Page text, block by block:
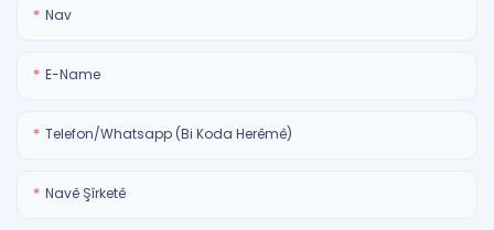
Nav
E-Name
Telefon/Whatsapp (Bi Koda Herêmê)
Navê Şîrketê